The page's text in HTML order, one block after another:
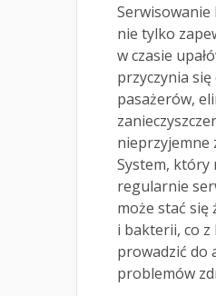
Serwisowanie
nie tylko
w czasie
przyczynia
pasażerów,
nieprzyjemne
System, który
regularnie
może stać się
i bakterii, co z
prowadzić do
problemów